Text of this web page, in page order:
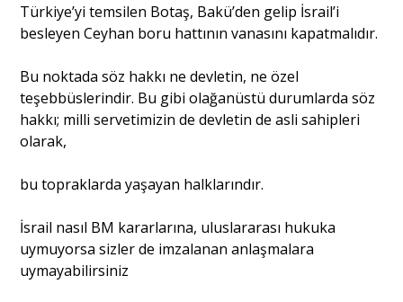
Türkiye’yi temsilen Botaş, Bakü’den gelip İsrail’i
besleyen Ceyhan boru hattının vanasını kapatmalıdır.
Bu noktada söz hakkı ne devletin, ne özel
teşebbüslerindir. Bu gibi olağanüstü durumlarda söz
hakkı; milli servetimizin de devletin de asli sahipleri
olarak,
bu topraklarda yaşayan halklarındır.
İsrail nasıl BM kararlarına, uluslararası hukuka
uymuyorsa sizler de imzalanan anlaşmalara
uymayabilirsiniz